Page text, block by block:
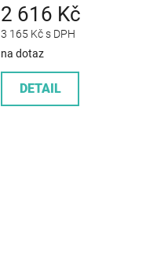
3 165 Kč s DPH
2 616 Kč
na dotaz
DETAIL